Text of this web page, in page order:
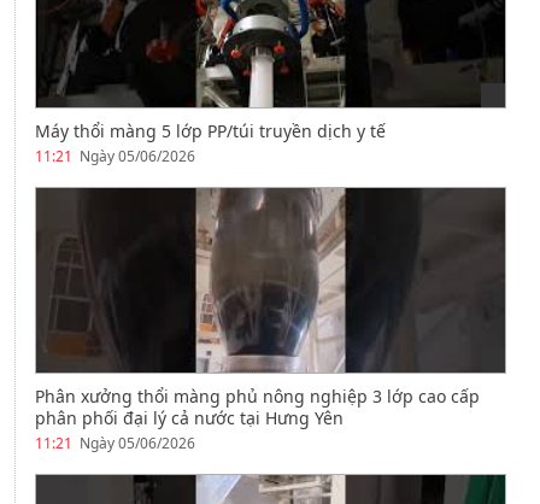
Máy thổi màng 5 lớp PP/túi truyền dịch y tế
11:21 Ngày 05/06/2026
Phân xưởng thổi màng phủ nông nghiệp 3 lớp cao cấp
phân phối đại lý cả nước tại Hưng Yên
11:21 Ngày 05/06/2026